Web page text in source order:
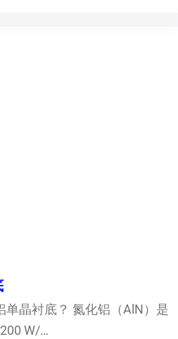
单晶衬底？ 氮化铝（AlN）是
W/…